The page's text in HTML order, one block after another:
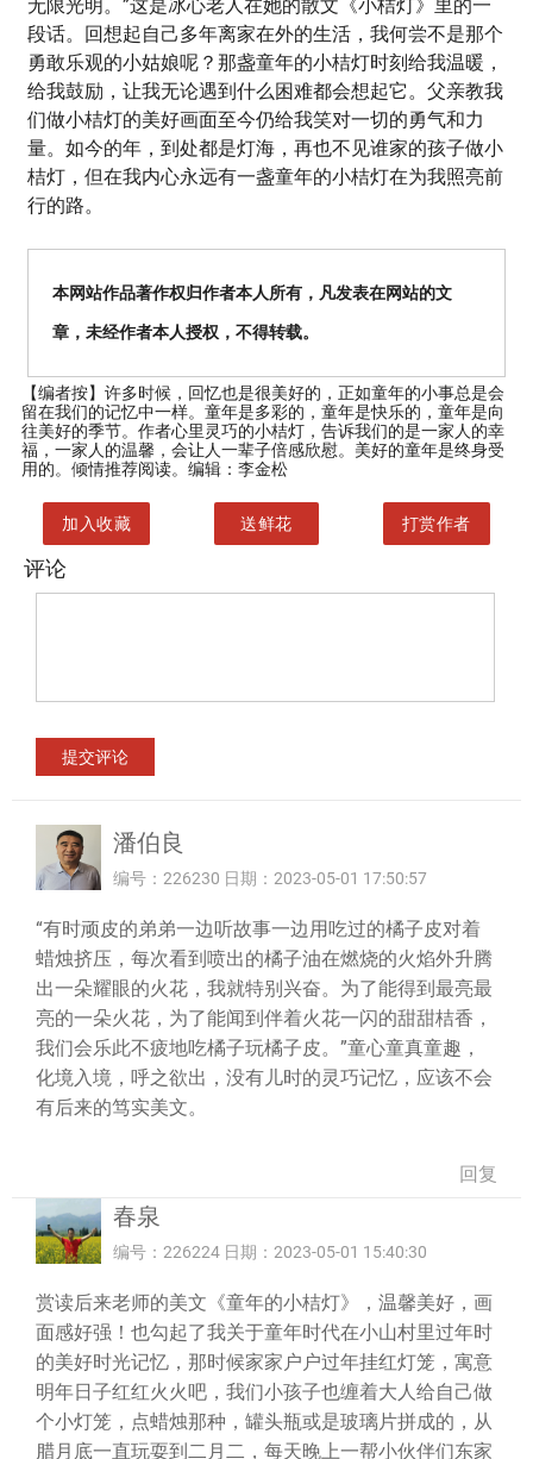
无限光明。”这是冰心老人在她的散文《小桔灯》里的一
段话。回想起自己多年离家在外的生活，我何尝不是那个
勇敢乐观的小姑娘呢？那盏童年的小桔灯时刻给我温暖，
给我鼓励，让我无论遇到什么困难都会想起它。父亲教我
们做小桔灯的美好画面至今仍给我笑对一切的勇气和力
量。如今的年，到处都是灯海，再也不见谁家的孩子做小
桔灯，但在我内心永远有一盏童年的小桔灯在为我照亮前
行的路。
本网站作品著作权归作者本人所有，凡发表在网站的文
章，未经作者本人授权，不得转载。
【编者按】 许多时候，回忆也是很美好的，正如童年的小事总是会
留在我们的记忆中一样。童年是多彩的，童年是快乐的，童年是向
往美好的季节。作者心里灵巧的小桔灯，告诉我们的是一家人的幸
福，一家人的温馨，会让人一辈子倍感欣慰。美好的童年是终身受
用的。倾情推荐阅读。编辑：李金松
加入收藏 送鲜花 打赏作者
评论
潘伯良
编号：226230 日期：2023-05-01 17:50:57
“有时顽皮的弟弟一边听故事一边用吃过的橘子皮对着
蜡烛挤压，每次看到喷出的橘子油在燃烧的火焰外升腾
出一朵耀眼的火花，我就特别兴奋。为了能得到最亮最
亮的一朵火花，为了能闻到伴着火花一闪的甜甜桔香，
我们会乐此不疲地吃橘子玩橘子皮。”童心童真童趣，
化境入境，呼之欲出，没有儿时的灵巧记忆，应该不会
有后来的笃实美文。
回复
春泉
编号：226224 日期：2023-05-01 15:40:30
赏读后来老师的美文《童年的小桔灯》，温馨美好，画
面感好强！也勾起了我关于童年时代在小山村里过年时
的美好时光记忆，那时候家家户户过年挂红灯笼，寓意
明年日子红红火火吧，我们小孩子也缠着大人给自己做
个小灯笼，点蜡烛那种，罐头瓶或是玻璃片拼成的，从
腊月底一直玩耍到二月二，每天晚上一帮小伙伴们东家